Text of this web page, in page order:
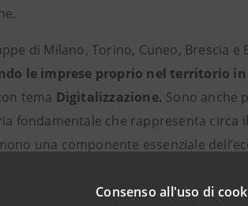
Consenso all'uso di
di Milano, Torino, Cuneo, Brescia
le imprese proprio nel territorio
tema Digitalizzazione. Sono anche
fondamentale che rappresenta circa
una componente essenziale
, un comparto che dopo aver sofferto
grazie anche a un’offerta